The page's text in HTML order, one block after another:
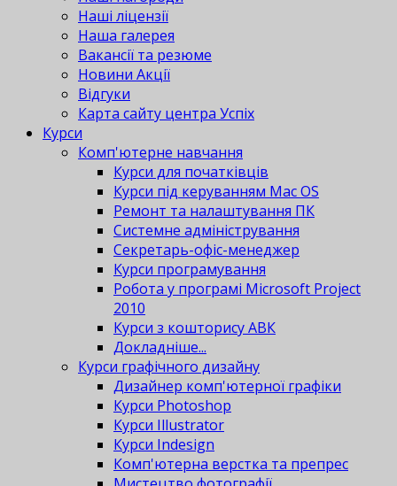
Наші ліцензії
Наша галерея
Вакансії та резюме
Новини Акції
Відгуки
Карта сайту центра Успіх
Курси
Комп'ютерне навчання
Курси для початківців
Курси під керуванням Mac OS
Ремонт та налаштування ПК
Системне адміністрування
Секретарь-офіс-менеджер
Курси програмування
Робота у програмі Microsoft Project
2010
Курси з кошторису АВК
Докладніше...
Курси графічного дизайну
Дизайнер комп'ютерної графіки
Курси Photoshop
Курси Illustrator
Курси Indesign
Комп'ютерна верстка та препрес